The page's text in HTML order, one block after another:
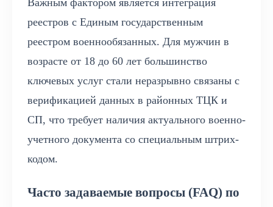
Важным фактором является интеграция
реестров с Единым государственным
реестром военнообязанных. Для мужчин в
возрасте от 18 до 60 лет большинство
ключевых услуг стали неразрывно связаны с
верификацией данных в районных ТЦК и
СП, что требует наличия актуального военно-
учетного документа со специальным штрих-
кодом.
Часто задаваемые вопросы (FAQ) по